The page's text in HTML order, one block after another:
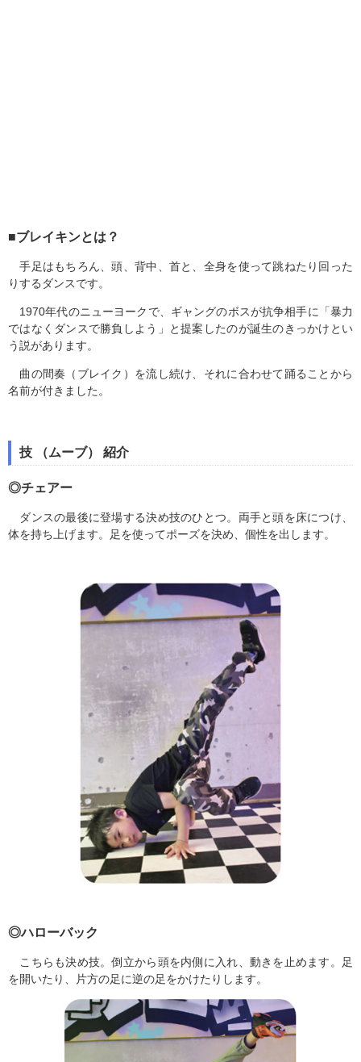
■ブレイキンとは？
手足はもちろん、頭、背中、首と、全身を使って跳ねたり回った
りするダンスです。
1970年代のニューヨークで、ギャングのボスが抗争相手に「暴力
ではなくダンスで勝負しよう」と提案したのが誕生のきっかけとい
う説があります。
曲の間奏（ブレイク）を流し続け、それに合わせて踊ることから
名前が付きました。
技 （ムーブ） 紹介
◎チェアー
ダンスの最後に登場する決め技のひとつ。両手と頭を床につけ、
体を持ち上げます。足を使ってポーズを決め、個性を出します。
◎ハローバック
こちらも決め技。倒立から頭を内側に入れ、動きを止めます。足
を開いたり、片方の足に逆の足をかけたりします。